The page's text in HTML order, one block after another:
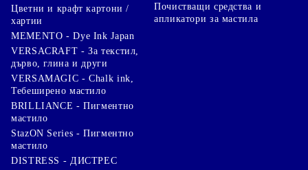
Цветни и крафт картони /
хартии
Почистващи средства и
апликатори за мастила
MEMENTO - Dye Ink Japan
VERSACRAFT - За текстил,
дърво, глина и други
VERSAMAGIC - Chalk ink,
Тебеширено мастило
BRILLIANCE - Пигментно
мастило
StazON Series - Пигментно
мастило
DISTRESS - ДИСТРЕС